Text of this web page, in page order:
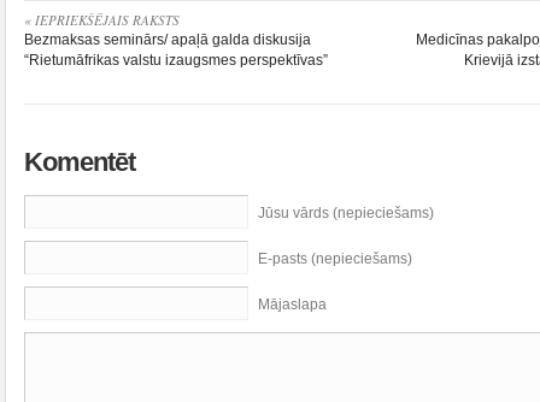
« IEPRIEKŠĒJAIS RAKSTS
Bezmaksas seminārs/ apaļā galda diskusija
“Rietumāfrikas valstu izaugsmes perspektīvas”
Medicīnas
Krievijā
Komentēt
Jūsu vārds (nepieciešams)
E-pasts (nepieciešams)
Mājaslapa